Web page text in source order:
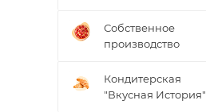
Собственное
производство
Кондитерская
"Вкусная История"